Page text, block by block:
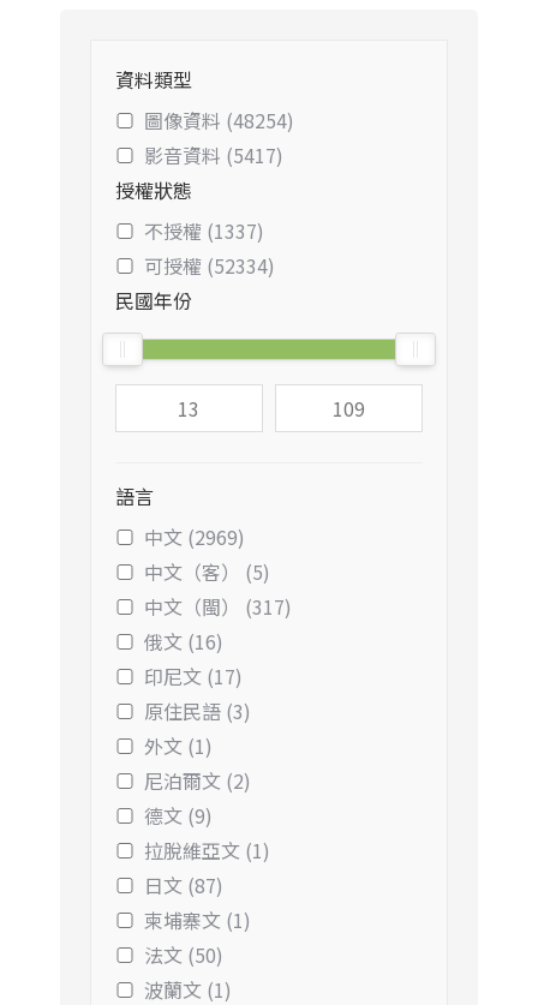
資料類型
圖像資料 (48254)
影音資料 (5417)
授權狀態
不授權 (1337)
可授權 (52334)
民國年份
語言
中文 (2969)
中文（客） (5)
中文（閩） (317)
俄文 (16)
印尼文 (17)
原住民語 (3)
外文 (1)
尼泊爾文 (2)
德文 (9)
拉脫維亞文 (1)
日文 (87)
柬埔寨文 (1)
法文 (50)
波蘭文 (1)